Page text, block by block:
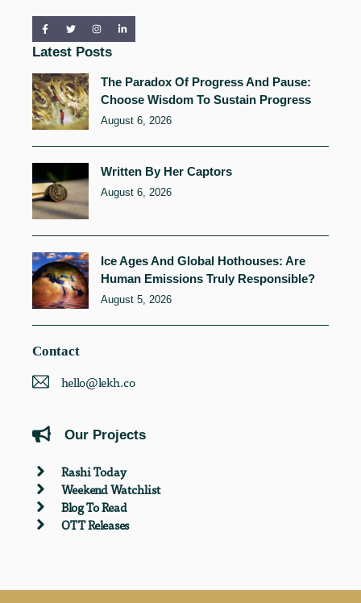
Latest Posts
The Paradox Of Progress And Pause:
Choose Wisdom To Sustain Progress
August 6, 2026
Written By Her Captors
August 6, 2026
Ice Ages And Global Hothouses: Are
Human Emissions Truly Responsible?
August 5, 2026
Contact
hello@lekh.co
Our Projects
Rashi Today
Weekend Watchlist
Blog To Read
OTT Releases